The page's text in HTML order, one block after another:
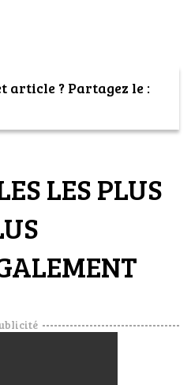
article ? Partagez le :
LES PLUS